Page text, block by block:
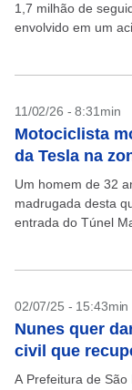
1,7 milhão de
envolvido em um
11/02/26 - 8:31min
Motociclista
da Tesla na
Um homem de 32
madrugada desta
entrada do Túnel
02/07/25 - 15:43min
Nunes quer
civil que
A Prefeitura de